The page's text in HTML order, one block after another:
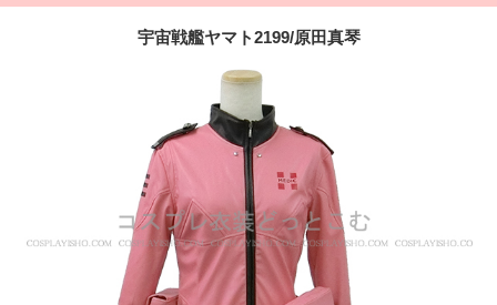
宇宙戦艦ヤマト2199/原田真琴